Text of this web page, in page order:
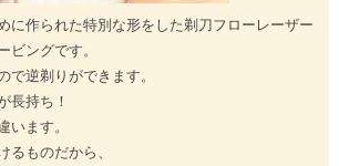
に作られた特別な形をした剃刀フローレーザー
ビングです。
で逆剃りができます。
長持ち！
います。
るものだから、